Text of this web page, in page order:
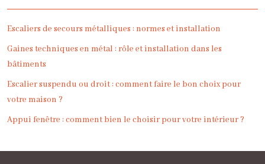
Escaliers de secours métalliques : normes et installation
Gaines techniques en métal : rôle et installation dans les
bâtiments
Escalier suspendu ou droit : comment faire le bon choix pour
votre maison ?
Appui fenêtre : comment bien le choisir pour votre intérieur ?